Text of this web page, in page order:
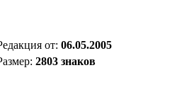
от: 06.05.2005
2803 знаков